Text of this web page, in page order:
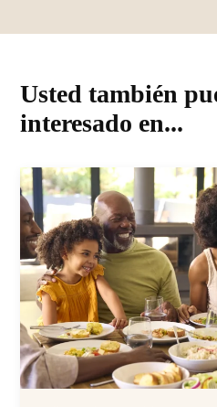
Usted también
interesado en...